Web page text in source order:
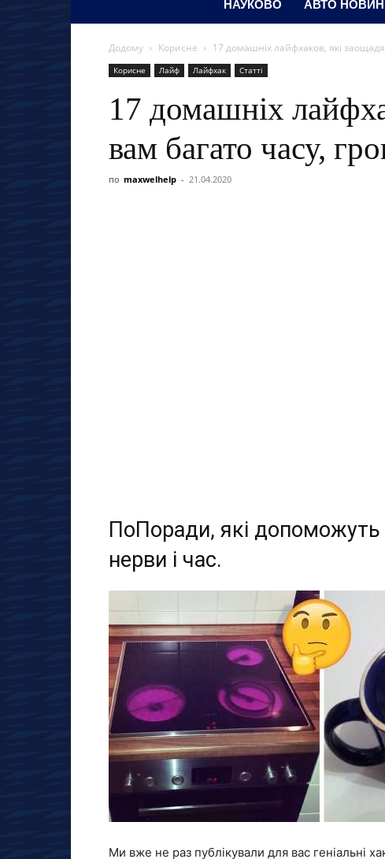
НАУКОВО АВТО
Додому Корисне 17 домашніх лайфхаков, які
Корисне Лайф Лайфхак Статті
17 домашніх
вам багато часу,
по maxwelhelp - 21.04.2020
ПоПоради, які
нерви і час.
Ми вже не раз публікували для вас геніальні